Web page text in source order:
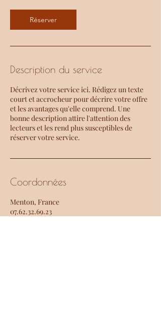
Réserver
Description du service
Décrivez votre service ici. Rédigez un texte
court et accrocheur pour décrire votre offre
et les avantages qu'elle comprend. Une
bonne description attire l'attention des
lecteurs et les rend plus susceptibles de
réserver votre service.
Coordonnées
Menton, France
07.62.32.69.23